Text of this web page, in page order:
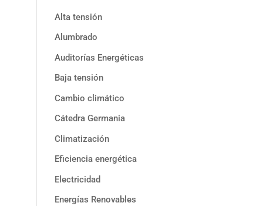
Alta tensión
Alumbrado
Auditorías Energéticas
Baja tensión
Cambio climático
Cátedra Germania
Climatización
Eficiencia energética
Electricidad
Energías Renovables